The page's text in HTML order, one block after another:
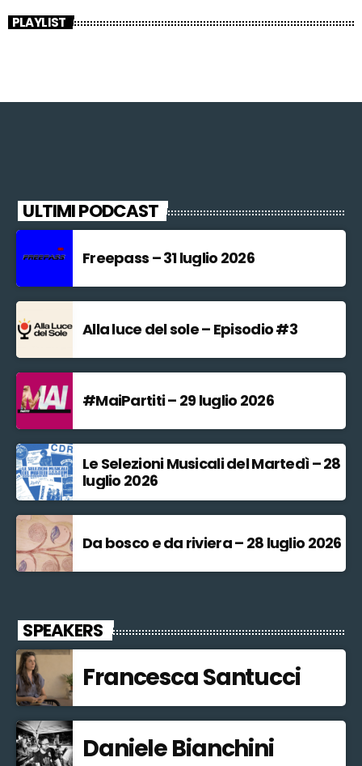
PLAYLIST
ULTIMI PODCAST
Freepass – 31 luglio 2026
Alla luce del sole – Episodio #3
#MaiPartiti – 29 luglio 2026
Le Selezioni Musicali del Martedì – 28
luglio 2026
Da bosco e da riviera – 28 luglio 2026
SPEAKERS
Francesca Santucci
Daniele Bianchini